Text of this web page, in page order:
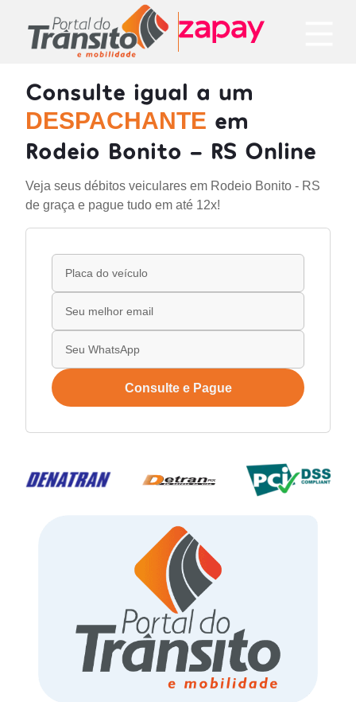
Consulte igual a um
DESPACHANTE em
Rodeio Bonito - RS Online
Veja seus débitos veiculares em Rodeio Bonito - RS
de graça e pague tudo em até 12x!
Consulte e Pague